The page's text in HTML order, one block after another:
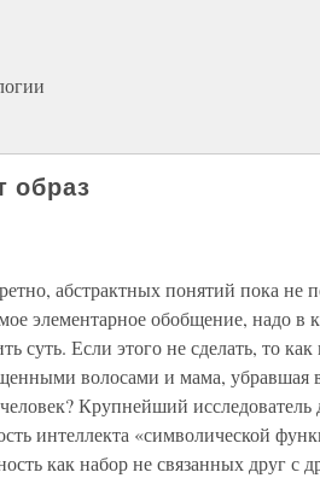
образ
абстрактных понятий пока не
элементарное обобщение, надо в
суть. Если этого не сделать, то
волосами и мама,
Крупнейший
интеллекта «символической
как набор не связанных друг с